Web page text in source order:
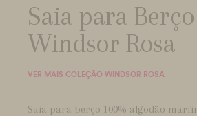
Saia para
Windsor Rosa
VER MAIS COLEÇÃO WINDSOR ROSA
Saia para berço 100% algodão